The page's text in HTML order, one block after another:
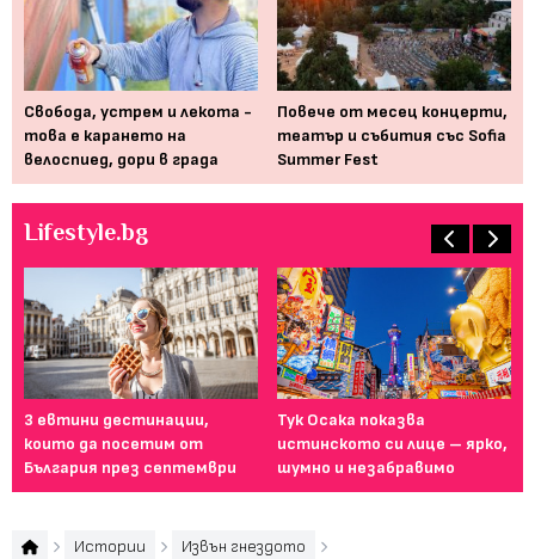
Свобода, устрем и лекота -
това е карането на
велоспиед, дори в града
Повече от месец концерти,
театър и събития със Sofia
Summer Fest
Lifestyle.bg
3 евтини дестинации,
които да посетим от
България през септември
Тук Осака показва
истинското си лице – ярко,
шумно и незабравимо
Истории
Извън гнездото